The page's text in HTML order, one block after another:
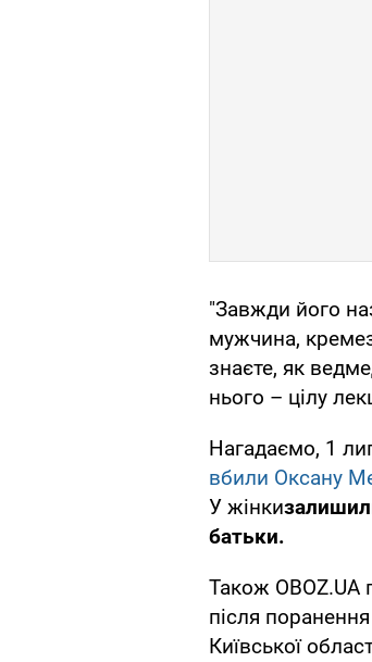
"Завжди його
мужчина,
знаєте, як
нього – цілу
Нагадаємо, 1
вбили Оксану
У жінки
батьки.
Також OBOZ.UA
після
Київської